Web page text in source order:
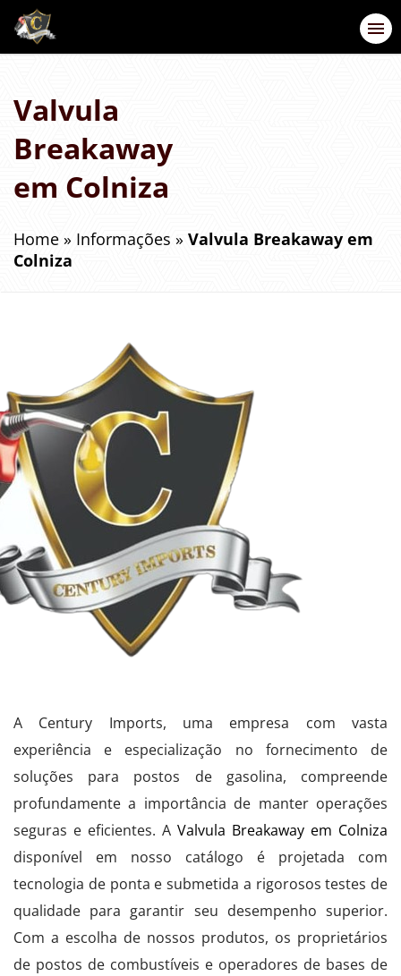
Valvula
Breakaway
em Colniza
Home » Informações » Valvula Breakaway em
Colniza
A Century Imports, uma empresa com vasta
experiência e especialização no fornecimento de
soluções para postos de gasolina, compreende
profundamente a importância de manter operações
seguras e eficientes. A Valvula Breakaway em Colniza
disponível em nosso catálogo é projetada com
tecnologia de ponta e submetida a rigorosos testes de
qualidade para garantir seu desempenho superior.
Com a escolha de nossos produtos, os proprietários
de postos de combustíveis e operadores de bases de